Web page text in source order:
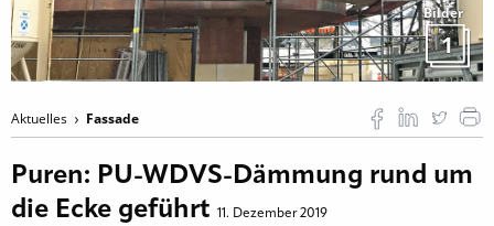
Bilder
1
Aktuelles Fassade
Puren: PU-WDVS-Dämmung rund um
die Ecke geführt 11. Dezember 2019